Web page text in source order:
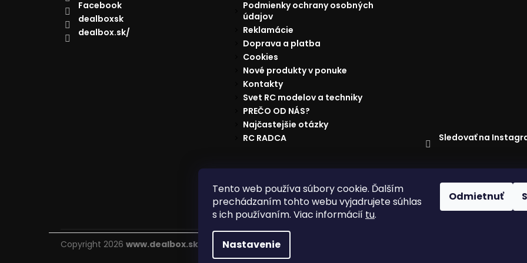
Tento web používa súbory cookie. Ďalším
prechádzaním tohto webu vyjadrujete súhlas
s ich používaním. Viac informácií tu.
Nastavenie
Odmietnuť
Facebook
dealboxsk
dealbox.sk/
Podmienky ochrany osobných
údajov
Reklamácie
Doprava a platba
Cookies
Nové produkty v ponuke
Kontakty
Svet RC modelov a techniky
PREČO OD NÁS?
Najčastejšie otázky
RC RADCA
Sledovať na
Reklamácie Doprava a platba Najnižšia cena na trhu Obchodné
Copyright 2026 www.dealbox.sk . Všetky práva vyhradené.